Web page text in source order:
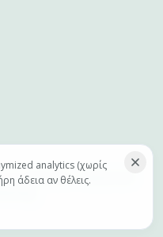
by Netclick · Advanced
analytics (χωρίς
άδεια αν θέλεις.